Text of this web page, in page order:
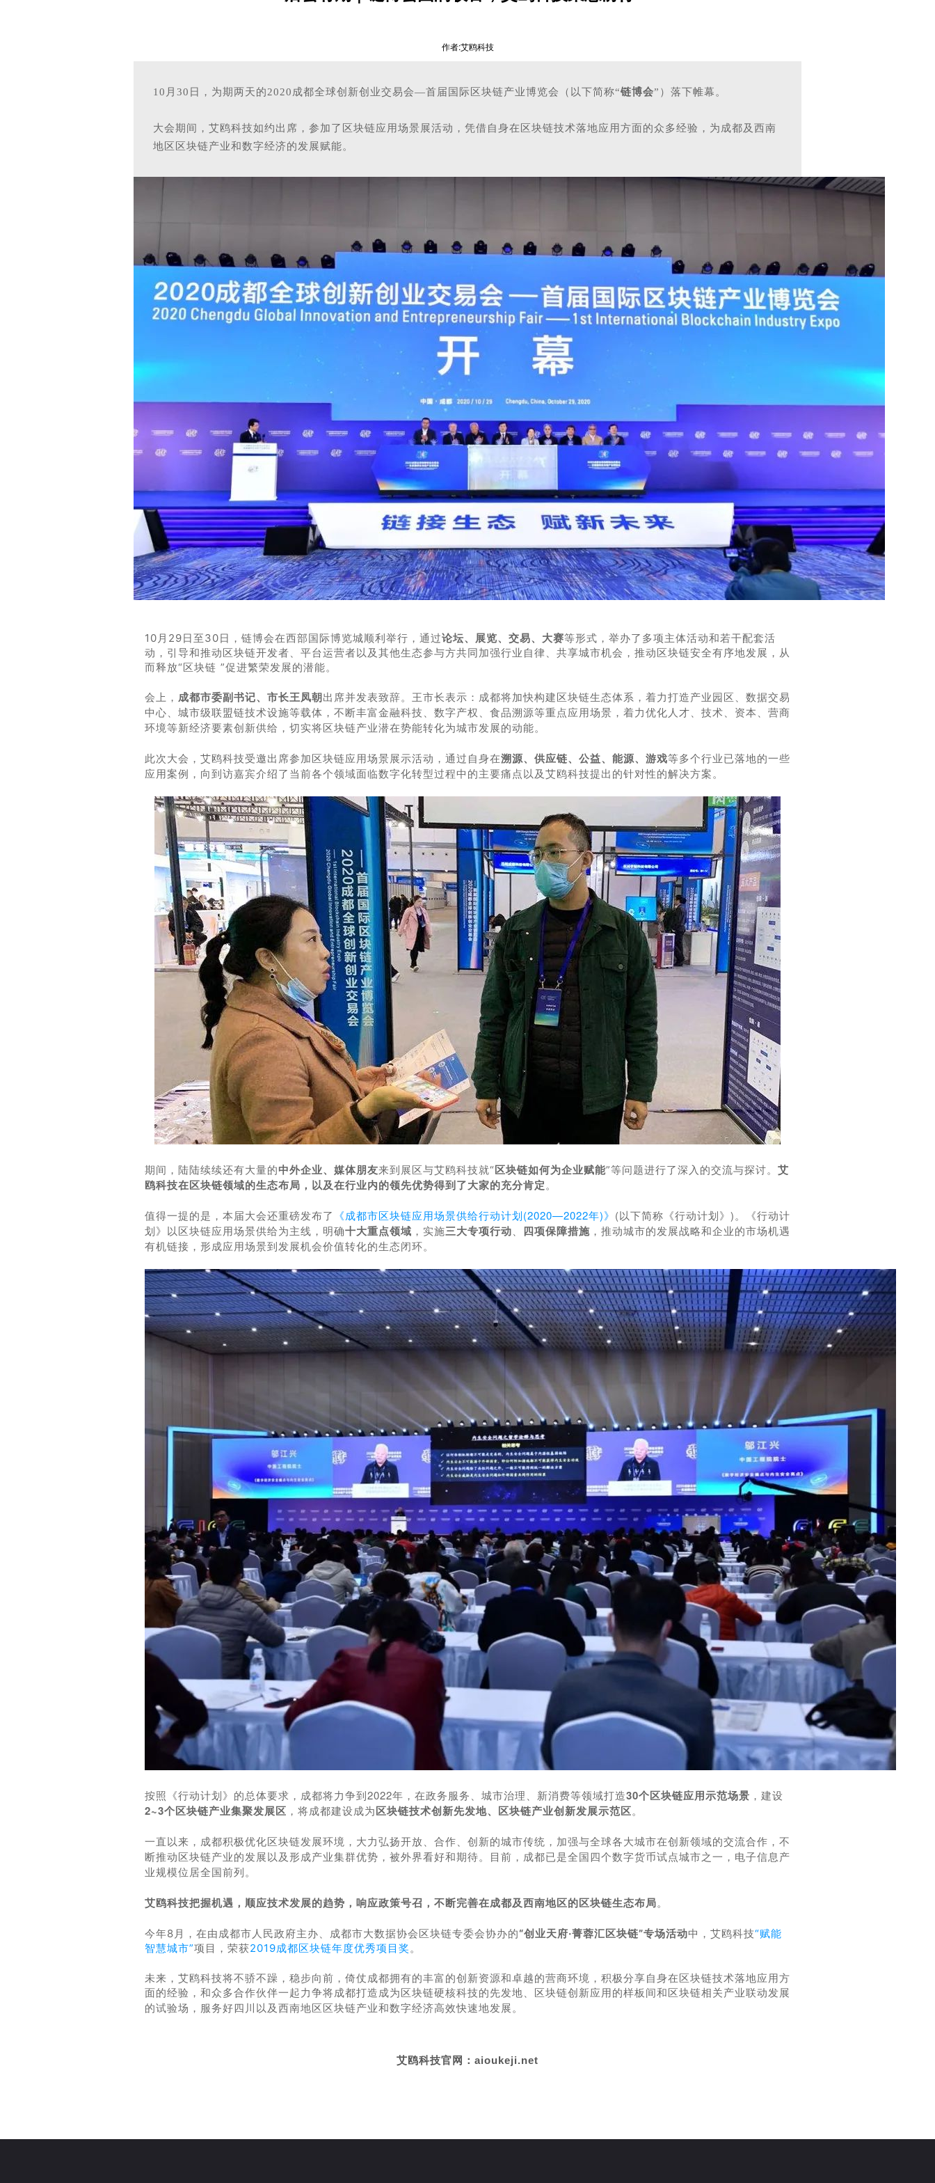
作者:艾鸥科技
10月30日 ， 为期两天的2020成都全球创新创业交易会—首届国际区块链产业博览会（以下简称“链博会”）落下帷幕。
大会期间，艾鸥科技如约出席，参加了区块链应用场景展活动，凭借自身在区块链技术落地应用方面的众多经验，为成都及西南
地区区块链产业和数字经济的发展赋能。
10月29日至30日，链博会在西部国际博览城顺利举行，通过论坛、展览、交易、大赛等形式，举办了多项主体活动和若干配套活
动，引导和推动区块链开发者、平台运营者以及其他生态参与方共同加强行业自律、共享城市机会，推动区块链安全有序地发展，从
而释放“区块链 ”促进繁荣发展的潜能。
会上， 成都市委副书记、市长王凤朝出席并发表致辞。王市长表示：成都将加快构建区块链生态体系，着力打造产业园区、数据交易
中心、城市级联盟链技术设施等载体，不断丰富金融科技、数字产权、食品溯源等重点应用场景，着力优化人才、技术、资本、营商
环境等新经济要素创新供给，切实将区块链产业潜在势能转化为城市发展的动能。
此次大会，艾鸥科技受邀出席参加区块链应用场景展示活动， 通过自身在溯源、 供应链、 公益、 能源、 游戏等多个行业已落地的一些
应用案例， 向到访嘉宾介绍了当前各个领域面临数字化转型过程中的主要痛点以及艾鸥科技提出的针对性的解决方案。
期间，陆陆续续还有大量的中外企业、媒体朋友来到展区与艾鸥科技就“区块链如何为企业赋能”等问题进行了深入的交流与探讨。 艾
鸥科技在区块链领域的生态布局，以及在行业内的领先优势得到了大家的充分肯定。
值得一提的是，本届大会还重磅发布了 《成都市区块链应用场景供给行动计划(2020—2022年)》 (以下简称《行动计划》)。
《行动计
划》以区块链应用场景供给为主线，明确十大重点领域 ，实施三大专项行动 四项保障措施 ，推动城市的发展战略和企业的市场机遇
有机链接，形成应用场景到发展机会价值转化的生态闭环。
按照《行动计划》的总体要求，成都将力争到2022年，在政务服务、城市治理、新消费等领域打造30个区块链应用示范场景 ，建设
2~3个区块链产业集聚发展区 ，将成都建设成为区块链技术创新先发地、 区块链产业创新发展示范区。
一直以来，成都积极优化区块链发展环境，大力弘扬开放、合作、创新的城市传统，加强与全球各大城市在创新领域的交流合作，不
断推动区块链产业的发展以及形成产业集群优势，被外界看好和期待。目前，成都已是全国四个数字货币试点城市之一，电子信息产
业规模位居全国前列。
艾鸥科技把握机遇，顺应技术发展的趋势 ，响应政策号召，不断完善在成都及西南地区的区块链生态布局。
今年8月，在由成都市人民政府主办、成都市大数据协会区块链专委会协办的“创业天府·菁蓉汇区块链”专场活动中，艾鸥科技“赋能
智慧城市”项目，荣获2019成都区块链年度优秀项目奖。
未来，艾鸥科技将不骄不躁，稳步向前，倚仗成都拥有的丰富的创新资源和卓越的营商环境，积极分享自身在区块链技术落地应用方
面的经验，和众多合作伙伴一起力争将成都打造成为区块链硬核科技的先发地、区块链创新应用的样板间和区块链相关产业联动发展
的试验场， 服务好四川以及西南地区区块链产业和数字经济高效快速地发展。
艾鸥科技官网： aioukeji.net